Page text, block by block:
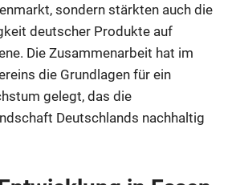
sondern stärkten auch die
deutscher Produkte auf
Die Zusammenarbeit hat im
die Grundlagen für ein
gelegt, das die
Deutschlands nachhaltig